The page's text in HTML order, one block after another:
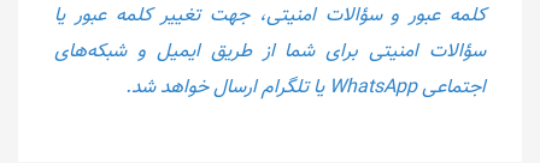
کلمه عبور و سؤالات امنیتی، جهت تغییر کلمه عبور یا
سؤالات امنیتی برای شما از طریق ایمیل و شبکه‌های
اجتماعی WhatsApp یا تلگرام ارسال خواهد شد.